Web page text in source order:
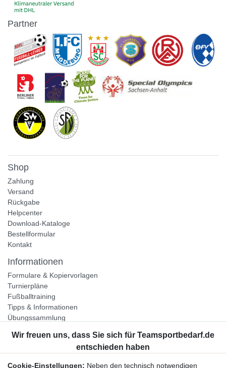
Partner
Shop
Zahlung
Versand
Rückgabe
Helpcenter
Download-Kataloge
Bestellformular
Kontakt
Informationen
Formulare & Kopiervorlagen
Turnierpläne
Fußballtraining
Tipps & Informationen
Übungssammlung
Unternehmen
Cookie-Einstellungen: Neben den technisch notwendigen